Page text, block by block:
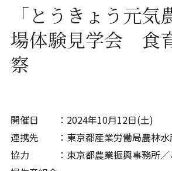
「とうきょう元気
場体験見学会 食
察
開催日 ：2024年10月12日(土)
連携先 ：東京都産業労働局農林水
協力 ：東京都農業振興事務所／